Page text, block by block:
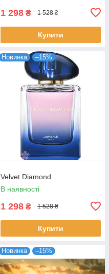
1 298 ₴ 1 528 ₴
Купити
Новинка –15%
Velvet Diamond
В наявності
1 298 ₴ 1 528 ₴
Купити
Новинка –15%